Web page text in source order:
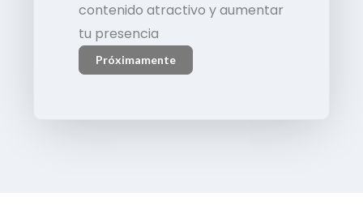
contenido atractivo y aumentar
tu presencia
Próximamente